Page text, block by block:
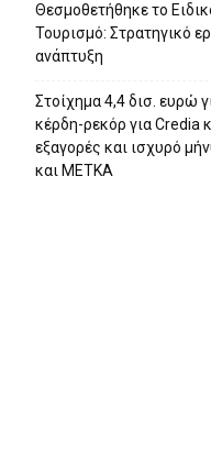
Θεσμοθετήθηκε το
Τουρισμό: Στρατηγικό
ανάπτυξη
Στοίχημα 4,4 δισ. ευρώ
κέρδη-ρεκόρ για Credia
εξαγορές και ισχυρό
και ΜΕΤΚΑ